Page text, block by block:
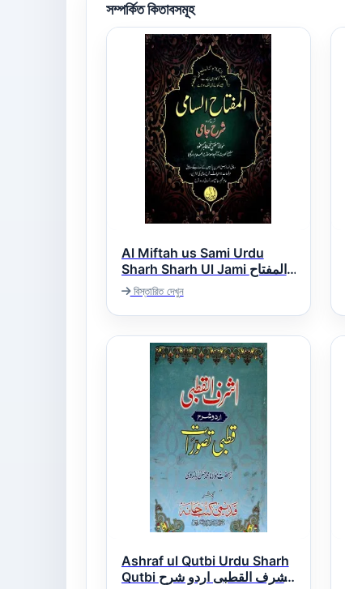
সম্পর্কিত কিতাবসমূহ
Al Miftah us Sami Urdu
Sharh Sharh Ul Jami المفتاح
السامی اردو شرح شرح جامی
বিস্তারিত দেখুন
Ashraf ul Qutbi Urdu Sharh
Qutbi اشرف القطبی اردو شرح